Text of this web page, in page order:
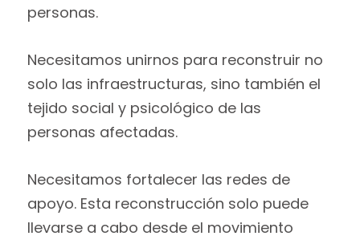
personas.
Necesitamos unirnos para reconstruir no
solo las infraestructuras, sino también el
tejido social y psicológico de las
personas afectadas.
Necesitamos fortalecer las redes de
apoyo. Esta reconstrucción solo puede
llevarse a cabo desde el movimiento